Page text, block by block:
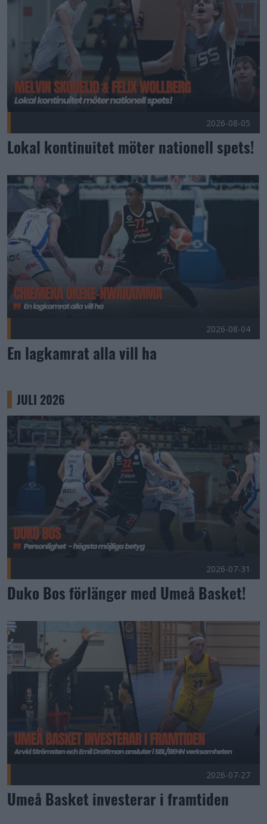
2026-08-05
Lokal kontinuitet möter nationell spets!
En lagkamrat alla vill ha Publicerad 2026-08-04
2026-08-04
En lagkamrat alla vill ha
JULI 2026
Duko Bos förlänger med Umeå Basket! Publicerad 2026-07-
2026-07-31
Duko Bos förlänger med Umeå Basket!
Umeå Basket investerar i framtiden Publicerad 2026-07-27
2026-07-27
Umeå Basket investerar i framtiden